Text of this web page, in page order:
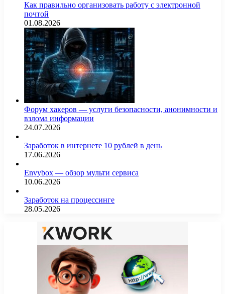
Как правильно организовать работу с электронной
почтой
01.08.2026
Форум хакеров — услуги безопасности, анонимности и
взлома информации
24.07.2026
Заработок в интернете 10 рублей в день
17.06.2026
Envybox — обзор мульти сервиса
10.06.2026
Заработок на процессинге
28.05.2026